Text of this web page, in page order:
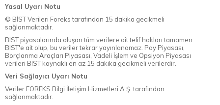
Yasal Uyarı Notu
© BİST Verileri Foreks tarafından 15 dakika gecikmeli
sağlanmaktadır.
BIST piyasalarında oluşan tüm verilere ait telif hakları tamamen
BIST'e ait olup, bu veriler tekrar yayınlanamaz. Pay Piyasası,
Borçlanma Araçları Piyasası, Vadeli İşlem ve Opsiyon Piyasası
verileri BIST kaynaklı en az 15 dakika gecikmeli verilerdir.
Veri Sağlayıcı Uyarı Notu
Veriler FOREKS Bilgi İletişim Hizmetleri A.Ş. tarafından
sağlanmaktadır.